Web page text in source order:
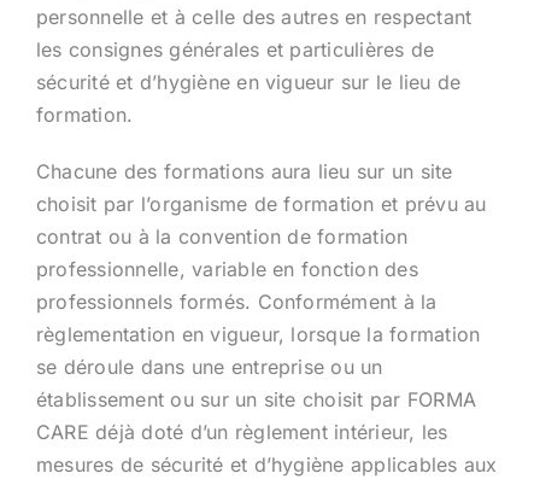
personnelle et à celle des autres en respectant
les consignes générales et particulières de
sécurité et d’hygiène en vigueur sur le lieu de
formation.
Chacune des formations aura lieu sur un site
choisit par l’organisme de formation et prévu au
contrat ou à la convention de formation
professionnelle, variable en fonction des
professionnels formés. Conformément à la
règlementation en vigueur, lorsque la formation
se déroule dans une entreprise ou un
établissement ou sur un site choisit par FORMA
CARE déjà doté d’un règlement intérieur, les
mesures de sécurité et d’hygiène applicables aux